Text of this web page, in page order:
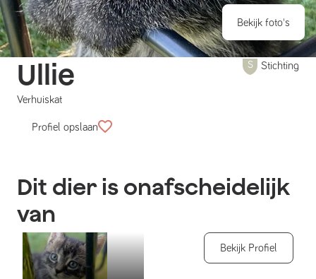
Bekijk foto's
Ullie
Verhuiskat
Stichting
Profiel opslaan
Dit dier is onafscheidelijk
van
Bekijk Profiel